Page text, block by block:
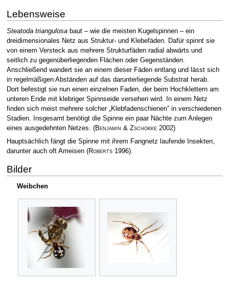
Lebensweise
Steatoda triangulosabaut – wie die meisten Kugelspinnen – ein
dreidimensionales Netz aus Struktur- und Klebefäden. Dafür spinnt sie
von einem Versteck aus mehrere Strukturfäden radial abwärts und
seitlich zu gegenüberliegenden Flächen oder Gegenständen.
Anschließend wandert sie an einem dieser Fäden entlang und lässt sich
in regelmäßigen Abständen auf das darunterliegende Substrat herab.
Dort befestigt sie nun einen einzelnen Faden, der beim Hochklettern am
unteren Ende mit klebriger Spinnseide versehen wird. In einem Netz
finden sich meist mehrere solcher „Klebfadenschienen” in verschiedenen
Stadien. Insgesamt benötigt die Spinne ein paar Nächte zum Anlegen
eines ausgedehnten Netzes. (Benjamin & Zschokke2002)
Hauptsächlich fängt die Spinne mit ihrem Fangnetz laufende Insekten,
darunter auch oft Ameisen (Roberts1996).
Bilder
Weibchen